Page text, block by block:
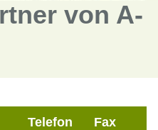
von A-
Telefon
Fax